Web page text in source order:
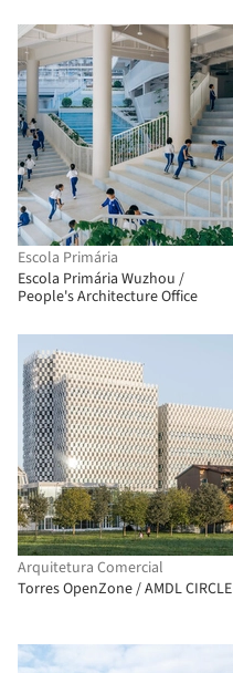
Escola Primária
Escola Primária Wuzhou /
People's Architecture Office
Arquitetura Comercial
Torres OpenZone / AMDL CIRCLE